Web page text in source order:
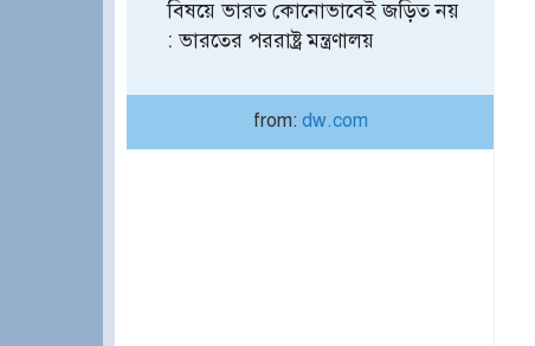
বিষয়ে ভারত কোনোভাবেই জড়িত নয়
: ভারতের পররাষ্ট্র মন্ত্রণালয়
from: dw.com